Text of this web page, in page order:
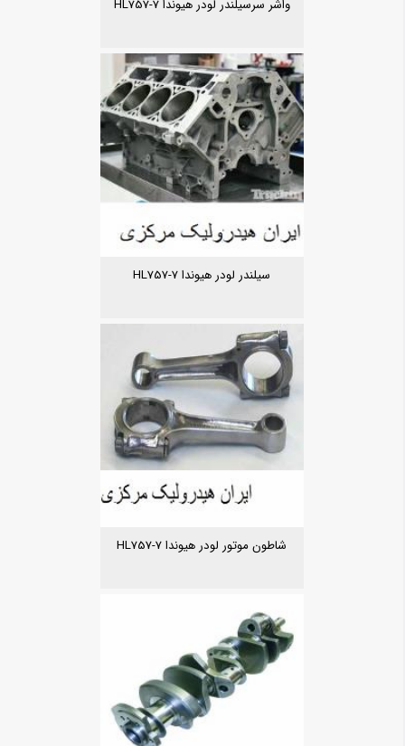
واشر سرسیلندر لودر هیوندا HL757-7
سیلندر لودر هیوندا HL757-7
شاطون موتور لودر هیوندا HL757-7